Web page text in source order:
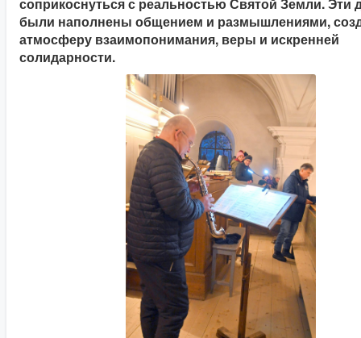
были наполнены общением и размышлениями,
атмосферу взаимопонимания, веры и искренней
солидарности.